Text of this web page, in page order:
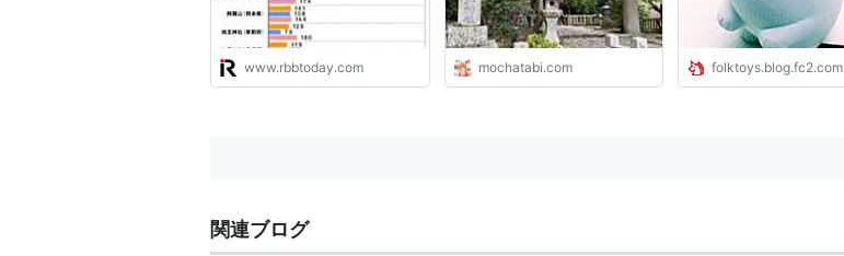
www.rbbtoday.com mochatabi.com folktoys.blog.fc2.com
関連ブログ